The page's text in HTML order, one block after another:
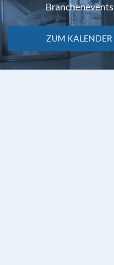
Branchenevents
ZUM KALENDER